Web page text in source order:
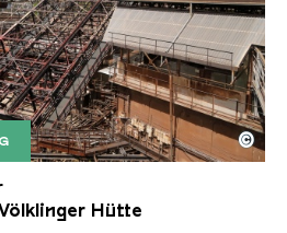
der Völklinger Hütte mit
Völklinger Hütte | Karl
©
Hütte